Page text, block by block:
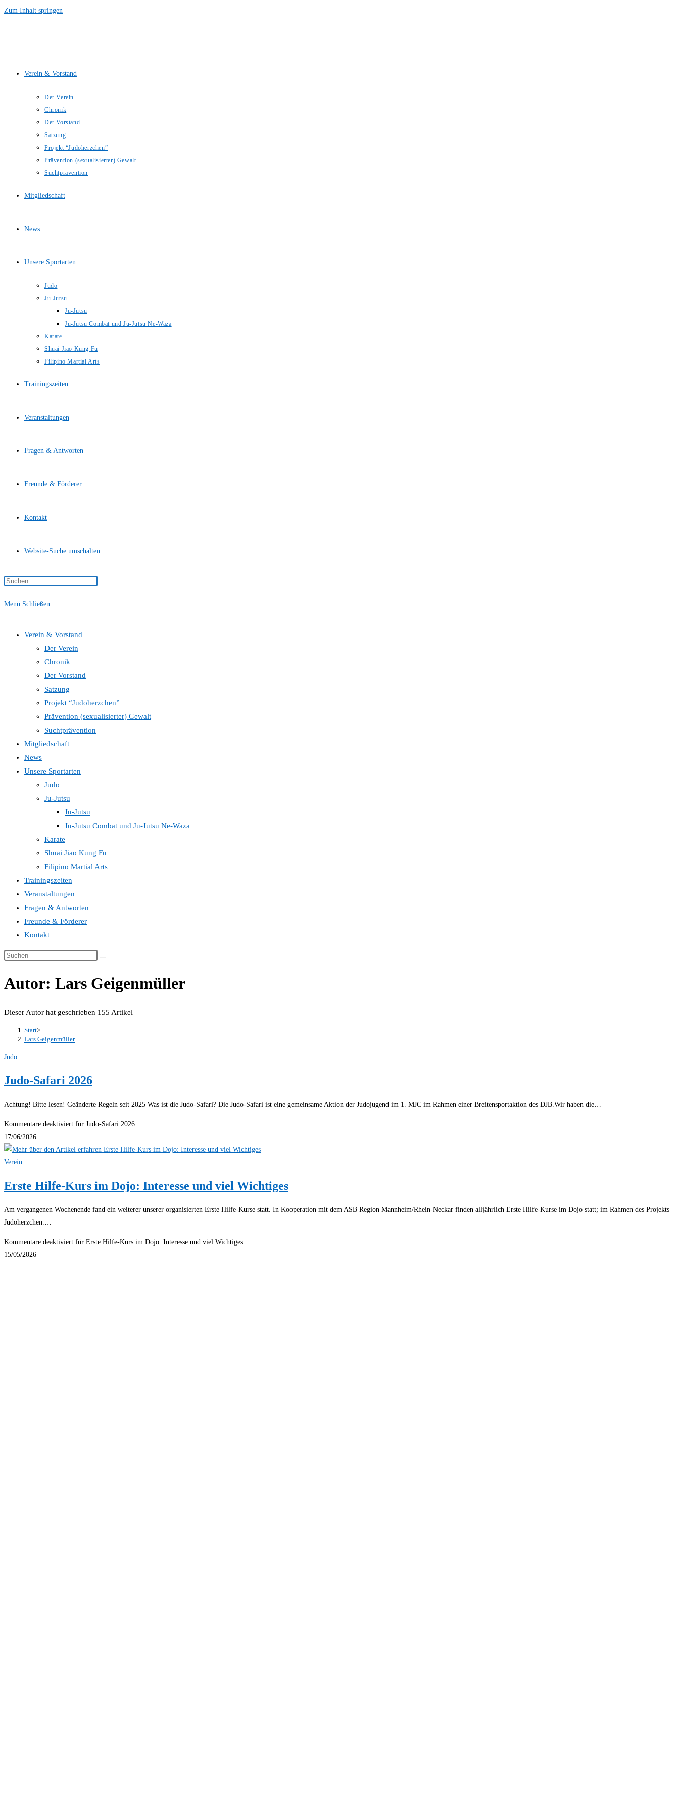
Zum Inhalt springen
Verein & Vorstand
Der Verein
Chronik
Der Vorstand
Satzung
Projekt “Judoherzchen”
Prävention (sexualisierter) Gewalt
Suchtprävention
Mitgliedschaft
News
Unsere Sportarten
Judo
Ju-Jutsu
Ju-Jutsu
Ju-Jutsu Combat und Ju-Jutsu Ne-Waza
Karate
Shuai Jiao Kung Fu
Filipino Martial Arts
Trainingszeiten
Veranstaltungen
Fragen & Antworten
Freunde & Förderer
Kontakt
Website-Suche umschalten
Menü Schließen
Verein & Vorstand
Der Verein
Chronik
Der Vorstand
Satzung
Projekt “Judoherzchen”
Prävention (sexualisierter) Gewalt
Suchtprävention
Mitgliedschaft
News
Unsere Sportarten
Judo
Ju-Jutsu
Ju-Jutsu
Ju-Jutsu Combat und Ju-Jutsu Ne-Waza
Karate
Shuai Jiao Kung Fu
Filipino Martial Arts
Trainingszeiten
Veranstaltungen
Fragen & Antworten
Freunde & Förderer
Kontakt
Autor: Lars Geigenmüller
Dieser Autor hat geschrieben 155 Artikel
Start>
Lars Geigenmüller
Judo
Judo-Safari 2026
Achtung! Bitte lesen! Geänderte Regeln seit 2025 Was ist die Judo-Safari? Die Judo-Safari ist eine gemeinsame Aktion der Judojugend im 1. MJC im Rahmen einer Breitensportaktion des DJB.Wir haben die…
Kommentare deaktiviert für Judo-Safari 2026
17/06/2026
Verein
Erste Hilfe-Kurs im Dojo: Interesse und viel Wichtiges
Am vergangenen Wochenende fand ein weiterer unserer organisierten Erste Hilfe-Kurse statt. In Kooperation mit dem ASB Region Mannheim/Rhein-Neckar finden alljährlich Erste Hilfe-Kurse im Dojo statt; im Rahmen des Projekts
Judoherzchen.…
Kommentare deaktiviert für Erste Hilfe-Kurs im Dojo: Interesse und viel Wichtiges
15/05/2026